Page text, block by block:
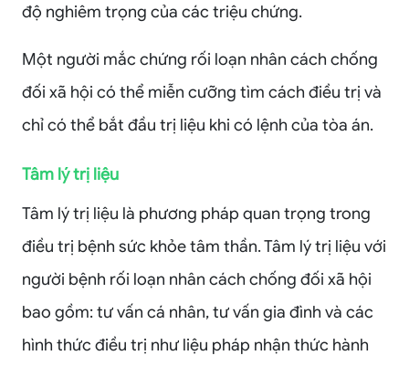
độ nghiêm trọng của các triệu chứng.
Một người mắc chứng rối loạn nhân cách chống
đối xã hội có thể miễn cưỡng tìm cách điều trị và
chỉ có thể bắt đầu trị liệu khi có lệnh của tòa án.
Tâm lý trị liệu
Tâm lý trị liệu là phương pháp quan trọng trong
điều trị bệnh sức khỏe tâm thần. Tâm lý trị liệu với
người bệnh rối loạn nhân cách chống đối xã hội
bao gồm: tư vấn cá nhân, tư vấn gia đình và các
hình thức điều trị như liệu pháp nhận thức hành